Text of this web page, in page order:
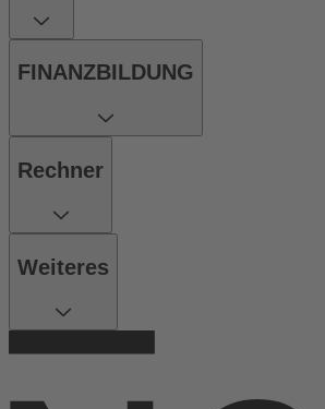
FINANZBILDUNG
Rechner
Weiteres